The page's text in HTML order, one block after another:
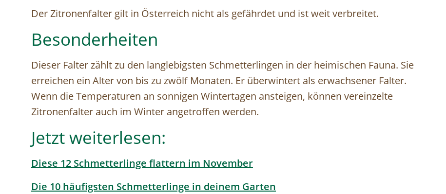
Der Zitronenfalter gilt in Österreich nicht als gefährdet und ist weit verbreitet.
Besonderheiten
Dieser Falter zählt zu den langlebigsten Schmetterlingen in der heimischen Fauna. Sie
erreichen ein Alter von bis zu zwölf Monaten. Er überwintert als erwachsener Falter.
Wenn die Temperaturen an sonnigen Wintertagen ansteigen, können vereinzelte
Zitronenfalter auch im Winter angetroffen werden.
Jetzt weiterlesen:
Diese 12 Schmetterlinge flattern im November
Die 10 häufigsten Schmetterlinge in deinem Garten